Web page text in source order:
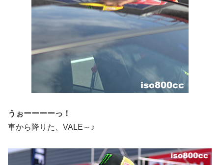
うぉーーーーっ！
車から降りた、VALE～♪